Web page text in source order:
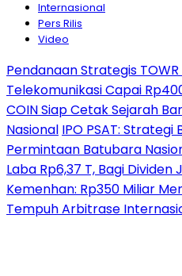
Internasional
Pers Rilis
Video
Pendanaan Strategis
Telekomunikasi Capai
COIN Siap Cetak Sejarah
Nasional IPO PSAT: Strategi
Permintaan Batubara
Laba Rp6,37 T, Bagi Dividen
Kemenhan: Rp350 Miliar
Tempuh Arbitrase